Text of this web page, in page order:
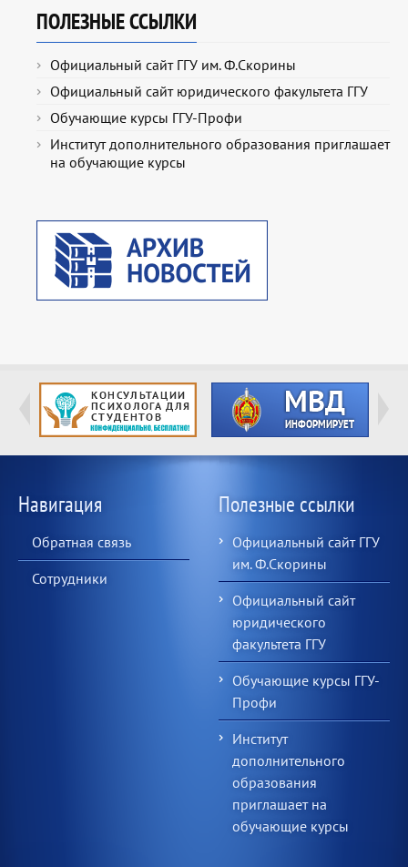
ПОЛЕЗНЫЕ ССЫЛКИ
Официальный сайт ГГУ им. Ф.Скорины
Официальный сайт юридического факультета ГГУ
Обучающие курсы ГГУ-Профи
Институт дополнительного образования приглашает
на обучающие курсы
Навигация
Обратная связь
Сотрудники
Полезные ссылки
Официальный сайт ГГУ
им. Ф.Скорины
Официальный сайт
юридического
факультета ГГУ
Обучающие курсы ГГУ-
Профи
Институт
дополнительного
образования
приглашает на
обучающие курсы